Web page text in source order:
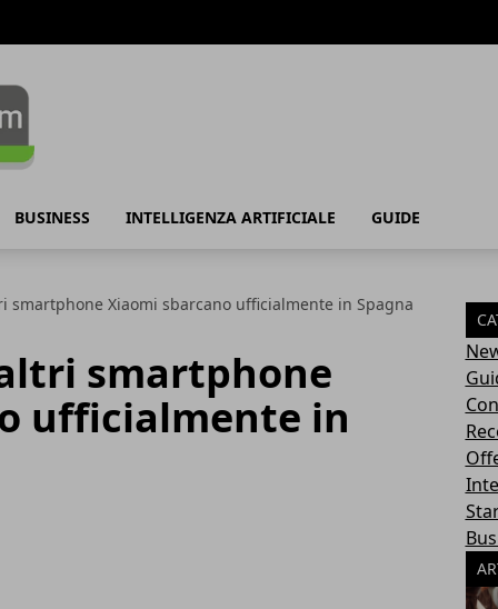
BUSINESS INTELLIGENZA ARTIFICIALE GUIDE
smartphone Xiaomi sbarcano ufficialmente in Spagna
smartphone
ufficialmente in